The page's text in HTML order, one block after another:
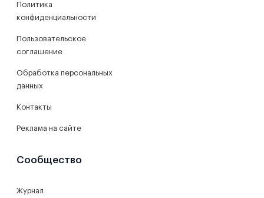
Политика
конфиденциальности
Пользовательское
соглашение
Обработка персональных
данных
Контакты
Реклама на сайте
Сообщество
Журнал